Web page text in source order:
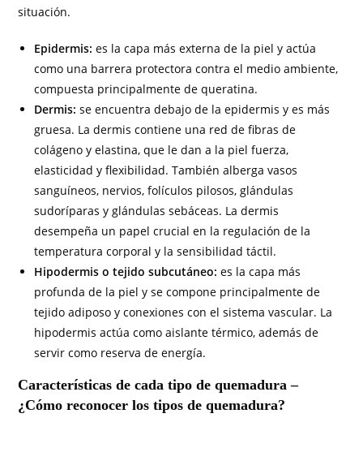
situación.
Epidermis:es la capa más externa de la piel y actúa
como una barrera protectora contra el medio ambiente,
compuesta principalmente de queratina.
Dermis: se encuentra debajo de la epidermis y es más
gruesa. La dermis contiene una red de fibras de
colágeno y elastina, que le dan a la piel fuerza,
elasticidad y flexibilidad. También alberga vasos
sanguíneos, nervios, folículos pilosos, glándulas
sudoríparas y glándulas sebáceas. La dermis
desempeña un papel crucial en la regulación de la
temperatura corporal y la sensibilidad táctil.
Hipodermis o tejido subcutáneo: es la capa más
profunda de la piel y se compone principalmente de
tejido adiposo y conexiones con el sistema vascular. La
hipodermis actúa como aislante térmico, además de
servir como reserva de energía.
Características de cada tipo de quemadura –
¿Cómo reconocer los tipos de quemadura?